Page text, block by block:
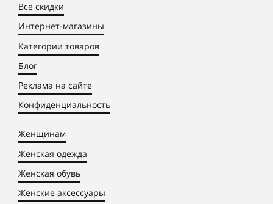
Все скидки
Интернет-магазины
Категории товаров
Блог
Реклама на сайте
Конфиденциальность
Женщинам
Женская одежда
Женская обувь
Женские аксессуары